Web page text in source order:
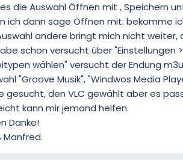
die Auswahl Öffnen mit , Speichern
ich dann sage Öffnen mit. bekomme
andere bringt mich nicht weiter,
schon versucht über "Einstellungen
wählen" versucht der Endung
"Groove Musik", "Windwos Media
gesucht, den VLC gewählt aber es
kann mir jemand helfen.
Danke!
Manfred.